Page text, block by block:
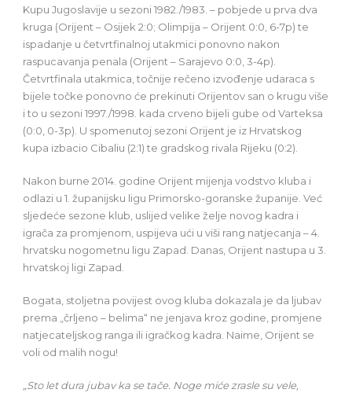
Kupu Jugoslavije u sezoni 1982./1983. – pobjede u prva dva
kruga (Orijent – Osijek 2:0; Olimpija – Orijent 0:0, 6-7p) te
ispadanje u četvrtfinalnoj utakmici ponovno nakon
raspucavanja penala (Orijent – Sarajevo 0:0, 3-4p).
Četvrtfinala utakmica, točnije rečeno izvođenje udaraca s
bijele točke ponovno će prekinuti Orijentov san o krugu više
i to u sezoni 1997./1998. kada crveno bijeli gube od Varteksa
(0:0, 0-3p). U spomenutoj sezoni Orijent je iz Hrvatskog
kupa izbacio Cibaliu (2:1) te gradskog rivala Rijeku (0:2).
Nakon burne 2014. godine Orijent mijenja vodstvo kluba i
odlazi u 1. županijsku ligu Primorsko-goranske županije. Već
sljedeće sezone klub, uslijed velike želje novog kadra i
igrača za promjenom, uspijeva ući u viši rang natjecanja – 4.
hrvatsku nogometnu ligu Zapad. Danas, Orijent nastupa u 3.
hrvatskoj ligi Zapad.
Bogata, stoljetna povijest ovog kluba dokazala je da ljubav
prema „črljeno – belima“ ne jenjava kroz godine, promjene
natjecateljskog ranga ili igračkog kadra. Naime, Orijent se
voli od malih nogu!
„Sto let dura jubav ka se tače. Noge miće zrasle su vele,